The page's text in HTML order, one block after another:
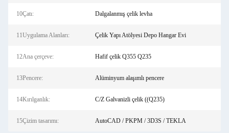
10Çatı: Dalgalanmış çelik levha
11Uygulama Alanları: Çelik Yapı Atölyesi Depo Hangar Evi
12Ana çerçeve: Hafif çelik Q355 Q235
13Pencere: Alüminyum alaşımlı pencere
14Kırılganlık: C/Z Galvanizli çelik ((Q235)
15Çizim tasarımı: AutoCAD / PKPM / 3D3S / TEKLA